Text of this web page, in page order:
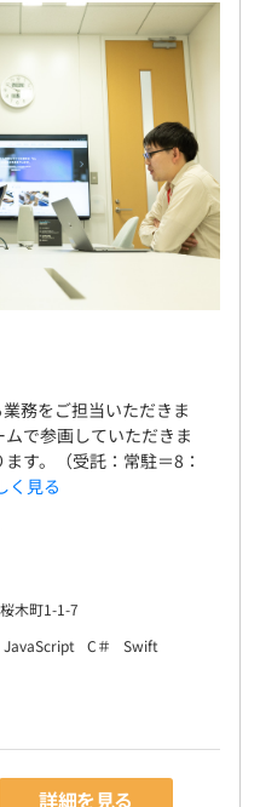
務をご担当いただきま
ムで参画していただきま
す。（受託：常駐＝8：
く見る
木町1-1-7
JavaScript C＃
Swift
詳細を見る